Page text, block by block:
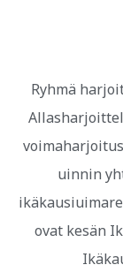
Ryhmä
uinnin
ovat kesän